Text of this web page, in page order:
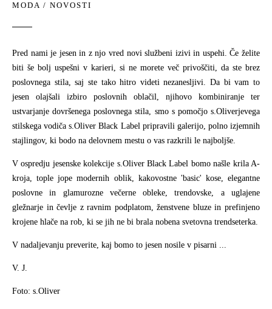
MODA / NOVOSTI
Pred nami je jesen in z njo vred novi službeni izivi in uspehi. Če želite
biti še bolj uspešni v karieri, si ne morete več privoščiti, da ste brez
poslovnega stila, saj ste tako hitro videti nezanesljivi. Da bi vam to
jesen olajšali izbiro poslovnih oblačil, njihovo kombiniranje ter
ustvarjanje dovršenega poslovnega stila, smo s pomočjo s.Oliverjevega
stilskega vodiča s.Oliver Black Label pripravili galerijo, polno izjemnih
stajlingov, ki bodo na delovnem mestu o vas razkrili le najboljše.
V ospredju jesenske kolekcije s.Oliver Black Label bomo našle krila A-
kroja, tople jope modernih oblik, kakovostne 'basic' kose, elegantne
poslovne in glamurozne večerne obleke, trendovske, a uglajene
gležnarje in čevlje z ravnim podplatom, ženstvene bluze in prefinjeno
krojene hlače na rob, ki se jih ne bi brala nobena svetovna trendseterka.
V nadaljevanju preverite, kaj bomo to jesen nosile v pisarni ...
V. J.
Foto: s.Oliver